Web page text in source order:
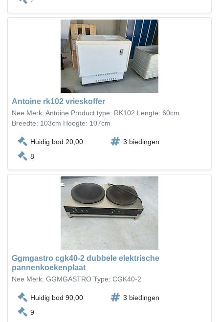
Antoine rk102 vrieskoffer
Nee Merk: Antoine Product type: RK102 Lengte: 60cm
Breedte: 103cm Hoogte: 107cm
Huidig bod 20,00
3 biedingen
8
Ggmgastro cgk40-2 dubbele elektrische
pannenkoekenplaat
Nee Merk: GGMGASTRO Type: CGK40-2
Huidig bod 90,00
3 biedingen
9